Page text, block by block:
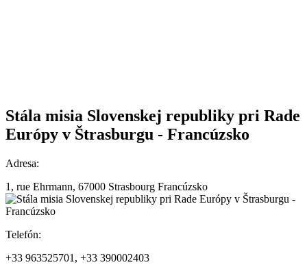
Stála misia Slovenskej republiky pri Rade
Európy v Štrasburgu - Francúzsko
Adresa:
1, rue Ehrmann, 67000 Strasbourg Francúzsko
Telefón:
+33 963525701, +33 390002403